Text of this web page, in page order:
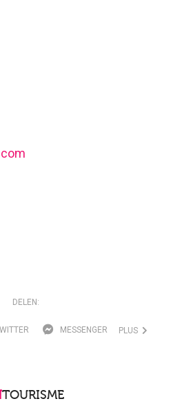
DELEN:
MESSENGER PLUS
TOURISME